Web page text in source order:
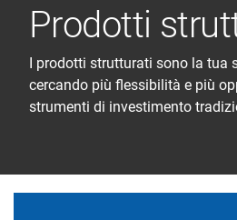
Prodotti
I prodotti strutturati sono la tua
cercando più flessibilità e più
strumenti di investimento